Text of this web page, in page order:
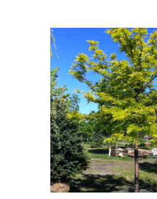
a
Les
être
sur
la
page
du